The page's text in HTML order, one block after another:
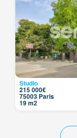
Studio
215 000€
75003 Paris
19 m2